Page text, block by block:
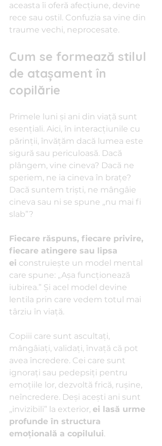
aceasta îi oferă afecțiune, devine
rece sau ostil. Confuzia sa vine din
traume vechi, neprocesate.
Cum se formează stilul
de atașament în
copilărie
Primele luni și ani din viață sunt
esențiali. Aici, în interacțiunile cu
părinții, învățăm dacă lumea este
sigură sau periculoasă. Dacă
plângem, vine cineva? Dacă ne
speriem, ne ia cineva în brațe?
Dacă suntem triști, ne mângâie
cineva sau ni se spune „nu mai fi
slab”?
Fiecare răspuns, fiecare privire,
fiecare atingere sau lipsa
ei construiește un model mental
care spune: „Așa funcționează
iubirea.” Și acel model devine
lentila prin care vedem totul mai
târziu în viață.
Copiii care sunt ascultați,
mângâiați, validați, învață că pot
avea încredere. Cei care sunt
ignorați sau pedepsiți pentru
emoțiile lor, dezvoltă frică, rușine,
neîncredere. Deși acești ani sunt
„invizibili” la exterior, ei lasă urme
profunde în structura
emoțională a copilului.